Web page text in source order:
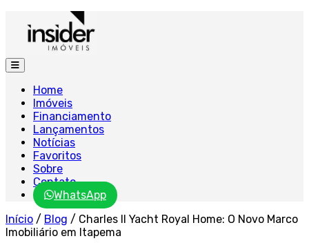
Home
Imóveis
Financiamento
Lançamentos
Notícias
Favoritos
Sobre
Contato
WhatsApp
Início / Blog / Charles II Yacht Royal Home: O Novo Marco
Imobiliário em Itapema